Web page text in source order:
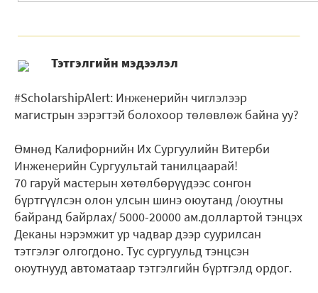
Тэтгэлгийн мэдээлэл
#ScholarshipAlert: Инженерийн чиглэлээр
магистрын зэрэгтэй болохоор төлөвлөж байна уу?
Өмнөд Калифорнийн Их Сургуулийн Витерби
Инженерийн Сургуультай танилцаарай!
70 гаруй мастерын хөтөлбөрүүдээс сонгон
бүртгүүлсэн олон улсын шинэ оюутанд /оюутны
байранд байрлах/ 5000-20000 ам.доллартой тэнцэх
Деканы нэрэмжит ур чадвар дээр суурилсан
тэтгэлэг олгогдоно. Тус сургуульд тэнцсэн
оюутнууд автоматаар тэтгэлгийн бүртгэлд ордог.